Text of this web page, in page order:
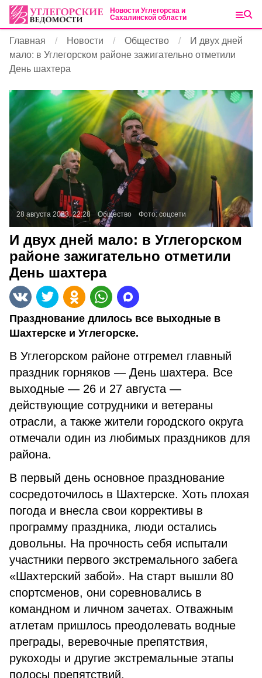
Новости Углегорска и
Сахалинской области
Главная Новости Общество
И двух дней
мало: в Углегорском районе зажигательно отметили
День шахтера
28 августа 2023, 22:28 Общество Фото:соцсети
И двух дней мало: в Углегорском
районе зажигательно отметили
День шахтера
Празднование длилось все выходные в
Шахтерске и Углегорске.
В Углегорском районе отгремел главный
праздник горняков — День шахтера. Все
выходные — 26 и 27 августа —
действующие сотрудники и ветераны
отрасли, а также жители городского округа
отмечали один из любимых праздников для
района.
В первый день основное празднование
сосредоточилось в Шахтерске. Хоть плохая
погода и внесла свои коррективы в
программу праздника, люди остались
довольны. На прочность себя испытали
участники первого экстремального забега
«Шахтерский забой». На старт вышли 80
спортсменов, они соревновались в
командном и личном зачетах. Отважным
атлетам пришлось преодолевать водные
преграды, веревочные препятствия,
рукоходы и другие экстремальные этапы
полосы препятствий.